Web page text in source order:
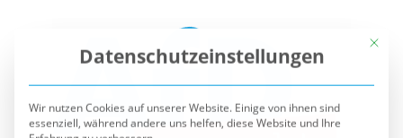
Datenschutzeinstellungen
essenziell, während andere uns helfen, diese Website und Ihre
Erfahrung zu verbessern.